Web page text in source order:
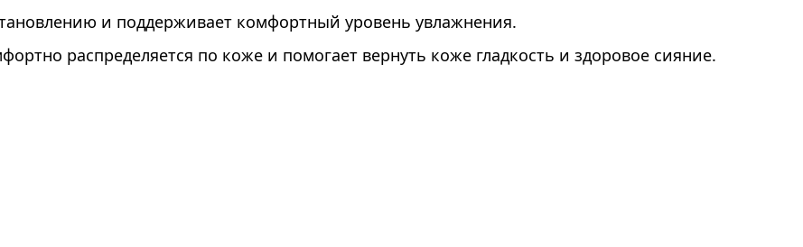
и поддерживает комфортный уровень увлажнения.
распределяется по коже и помогает вернуть коже гладкость и здоровое сияние.